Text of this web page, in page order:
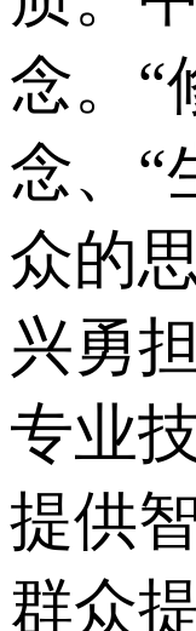
念。“
念、“
众的
兴勇
专业
提供
群众